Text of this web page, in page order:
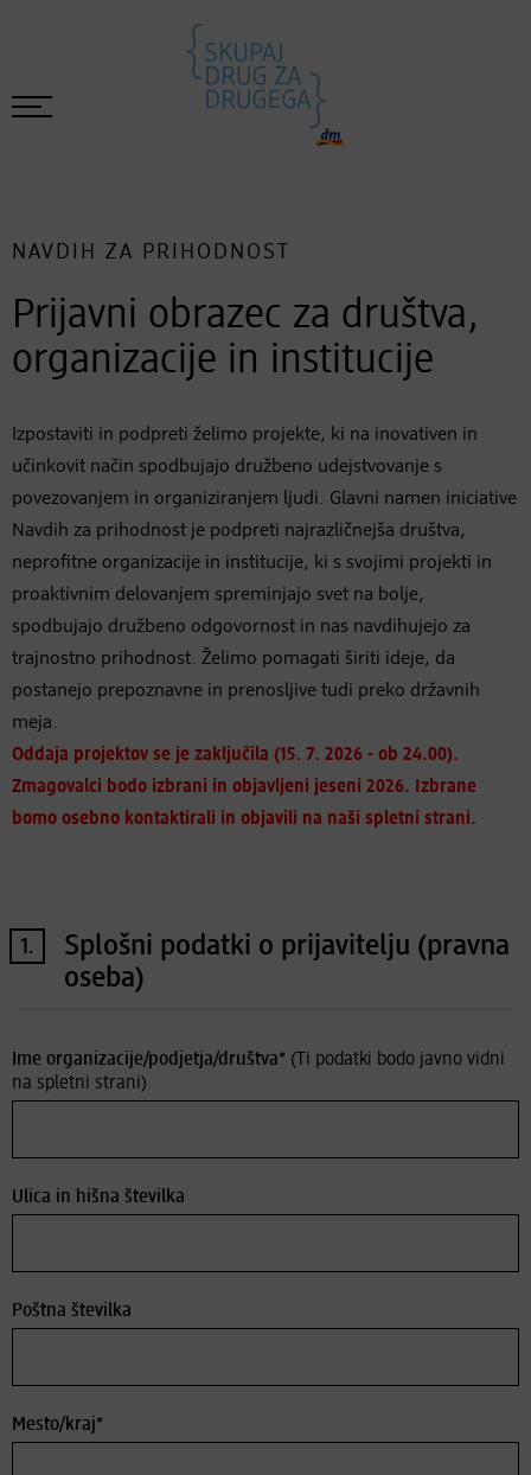
NAVDIH ZA PRIHODNOST
Prijavni obrazec za društva,
organizacije in institucije
Izpostaviti in podpreti želimo projekte, ki na inovativen in
učinkovit način spodbujajo družbeno udejstvovanje s
povezovanjem in organiziranjem ljudi. Glavni namen iniciative
Navdih za prihodnost je podpreti najrazličnejša društva,
neprofitne organizacije in institucije, ki s svojimi projekti in
proaktivnim delovanjem spreminjajo svet na bolje,
spodbujajo družbeno odgovornost in nas navdihujejo za
trajnostno prihodnost. Želimo pomagati širiti ideje, da
postanejo prepoznavne in prenosljive tudi preko državnih
meja.
Oddaja projektov se je zaključila (15. 7. 2026 - ob 24.00).
Zmagovalci bodo izbrani in objavljeni jeseni 2026. Izbrane
bomo osebno kontaktirali in objavili na naši spletni strani.
1.
Splošni podatki o prijavitelju (pravna
oseba)
Ime organizacije/podjetja/društva* (Ti podatki bodo javno vidni
na spletni strani)
Ulica in hišna številka
Poštna številka
Mesto/kraj*